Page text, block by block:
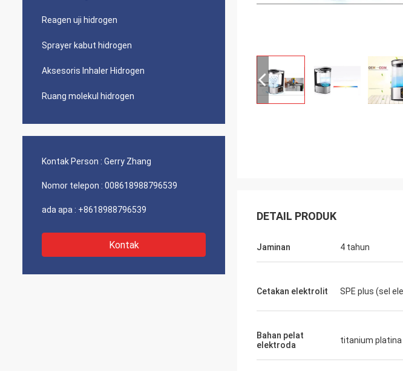
Reagen uji hidrogen
Sprayer kabut hidrogen
Aksesoris Inhaler Hidrogen
Ruang molekul hidrogen
Kontak Person : Gerry Zhang
Nomor telepon : 008618988796539
ada apa : +8618988796539
Kontak
DETAIL PRODUK
Jaminan 4 tahun
Cetakan elektrolit SPE plus (sel
Bahan pelat
elektroda
titanium platina